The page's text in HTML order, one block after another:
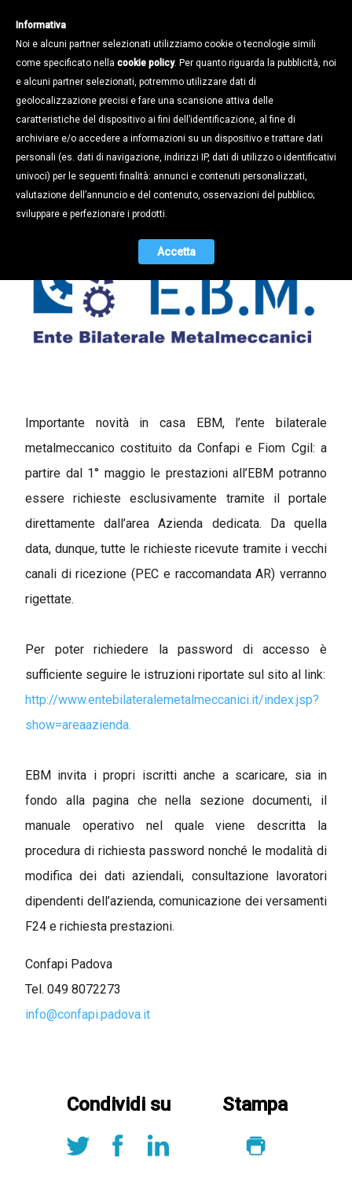
EBM: addio pec, dal 1° maggio le
prestazioni si richiedono online
15.04.2017
Importante novità in casa EBM, l’ente bilaterale
metalmeccanico costituito da Confapi e Fiom Cgil: a
partire dal 1° maggio le prestazioni all’EBM potranno
essere richieste esclusivamente tramite il portale
direttamente dall’area Azienda dedicata. Da quella
data, dunque, tutte le richieste ricevute tramite i vecchi
canali di ricezione (PEC e raccomandata AR) verranno
rigettate.
Per poter richiedere la password di accesso è
sufficiente seguire le istruzioni riportate sul sito al link:
http://www.entebilateralemetalmeccanici.it/index.jsp?
show=areaazienda.
EBM invita i propri iscritti anche a scaricare, sia in
fondo alla pagina che nella sezione documenti, il
manuale operativo nel quale viene descritta la
procedura di richiesta password nonché le modalità di
modifica dei dati aziendali, consultazione lavoratori
dipendenti dell’azienda, comunicazione dei versamenti
F24 e richiesta prestazioni.
Confapi Padova
Tel. 049 8072273
info@confapi.padova.it
Condividi su Stampa
Informativa
Noi e alcuni partner selezionati utilizziamo cookie o tecnologie simili
come specificato nella cookie policy. Per quanto riguarda la pubblicità, noi
e alcuni partner selezionati, potremmo utilizzare dati di
geolocalizzazione precisi e fare una scansione attiva delle
caratteristiche del dispositivo ai fini dell’identificazione, al fine di
archiviare e/o accedere a informazioni su un dispositivo e trattare dati
personali (es. dati di navigazione, indirizzi IP, dati di utilizzo o identificativi
univoci) per le seguenti finalità: annunci e contenuti personalizzati,
valutazione dell’annuncio e del contenuto, osservazioni del pubblico;
sviluppare e perfezionare i prodotti.
Accetta